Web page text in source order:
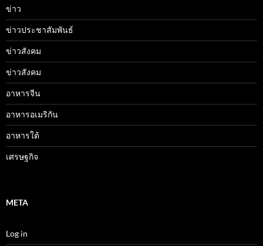
ข่าว
ข่าวประชาสัมพันธ์
ข่าวสังคม
ข่าวสังคม
อาหารจีน
อาหารอเมริกัน
อาหารใต้
เศรษฐกิจ
META
Log in